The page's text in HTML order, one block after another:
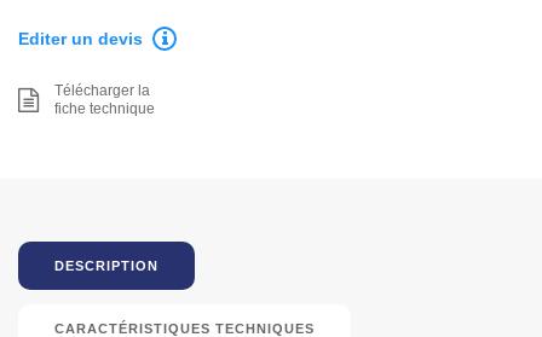
Editer un devis
Télécharger la
fiche technique
DESCRIPTION
CARACTÉRISTIQUES TECHNIQUES